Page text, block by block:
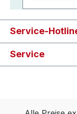
Service-
Service